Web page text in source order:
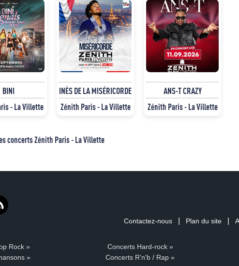
BINI
- La Villette
INÈS DE LA MISÉRICORDE
Zénith Paris - La Villette
ANS-T CRAZY
Zénith Paris - La Villette
concerts Zénith Paris - La Villette
Contactez-nous Plan du site
Rock »
»
Concerts Hard-rock »
Concerts R'n'b / Rap »